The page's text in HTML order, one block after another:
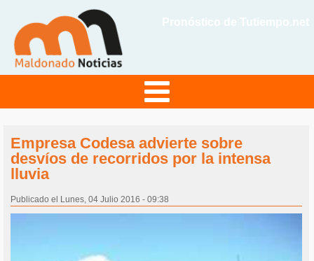
Empresa Codesa advierte sobre
desvíos de recorridos por la intensa
lluvia
Publicado el Lunes, 04 Julio 2016 - 09:38